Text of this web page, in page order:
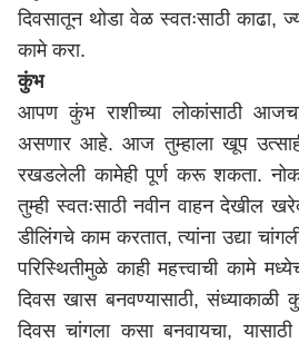
दिवसातून थोडा वेळ स्वतःसाठी काढा,
कामे करा.
कुंभ
आपण कुंभ राशीच्या लोकांसाठी
असणार आहे. आज तुम्हाला खूप
रखडलेली कामेही पूर्ण करू शकता.
तुम्ही स्वतःसाठी नवीन वाहन देखील
डीलिंगचे काम करतात, त्यांना उद्या
परिस्थितीमुळे काही महत्त्वाची कामे
दिवस खास बनवण्यासाठी, संध्याकाळी
दिवस चांगला कसा बनवायचा, यासाठी